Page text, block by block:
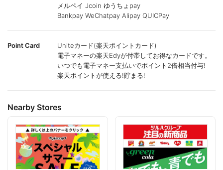
メルペイ Jcoin ゆうちょpay
Bankpay WeChatpay Alipay QUICPay
Point Card
Uniteカード(楽天ポイントカード)
電子マネーの楽天Edyが付帯してお得なカードです。
いつでも電子マネー支払いでポイント2倍相当付与!
楽天ポイントが使える!貯まる!
Nearby Stores